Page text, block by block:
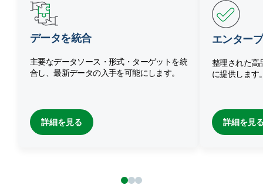
データを統合
主要なデータソース・形式・ターゲットを統
合し、最新データの入手を可能にします。
詳細を見る
エンター
整理された高
に提供します
詳細を見